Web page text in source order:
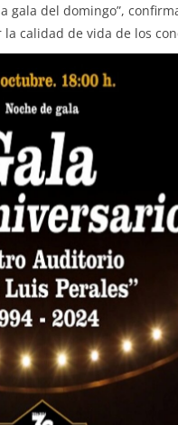
gala del domingo”,
calidad de vida de los